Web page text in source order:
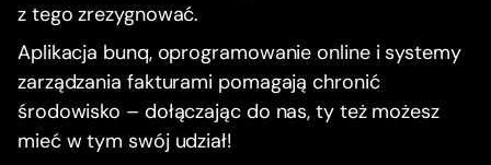
z tego zrezygnować.
Aplikacja bunq, oprogramowanie online i systemy
zarządzania fakturami pomagają chronić
środowisko – dołączając do nas, ty też możesz
mieć w tym swój udział!